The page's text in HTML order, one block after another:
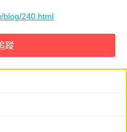
blog/240.html